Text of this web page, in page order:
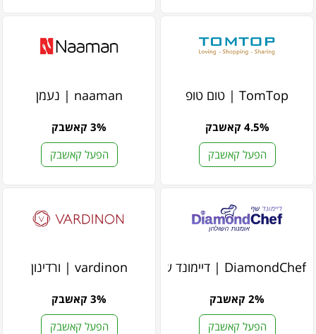
TomTop | טום טופ
4.5% קאשבק
הפעל קאשבק
naaman | נעמן
3% קאשבק
הפעל קאשבק
DiamondChef | דיימונד שף
2% קאשבק
הפעל קאשבק
vardinon | ורדינון
3% קאשבק
הפעל קאשבק